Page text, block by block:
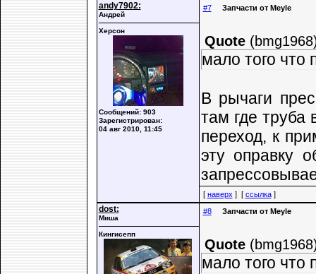
andy7902:
Андрей
Херсон
Сообщений: 903
Зарегистрирован:
04 авг 2010, 11:45
#7 Запчасти от Meyle
Quote(bmg1968
мало того что
В рычаги
там где труба
переход, к
эту оправку
[ наверх ] [ ссылка]
dost:
Миша
Кингисепп
#8 Запчасти от Meyle
Quote(bmg1968
мало того что